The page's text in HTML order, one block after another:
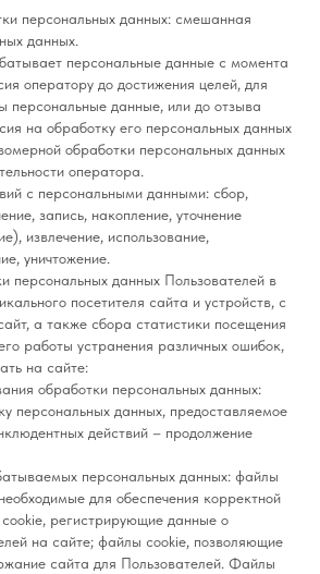
персональных данных: смешанная
данных.
персональные данные с момента
оператору до достижения целей, для
персональные данные, или до отзыва
на обработку его персональных данных
обработки персональных данных
оператора.
с персональными данными: сбор,
запись, накопление, уточнение
извлечение, использование,
уничтожение.
персональных данных Пользователей в
посетителя сайта и устройств, с
а также сбора статистики посещения
работы устранения различных ошибок,
на сайте:
обработки персональных данных:
персональных данных, предоставляемое
действий – продолжение
персональных данных: файлы
для обеспечения корректной
регистрирующие данные о
на сайте; файлы cookie, позволяющие
сайта для Пользователей. Файлы